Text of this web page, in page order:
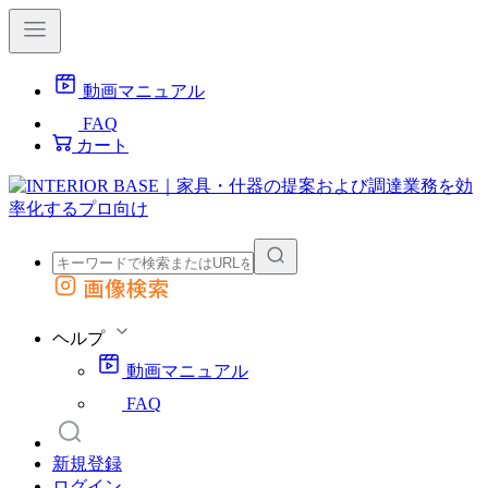
動画マニュアル
FAQ
カート
外部サイトの商品をカートに追加
画像検索
ヘルプ
動画マニュアル
FAQ
新規登録